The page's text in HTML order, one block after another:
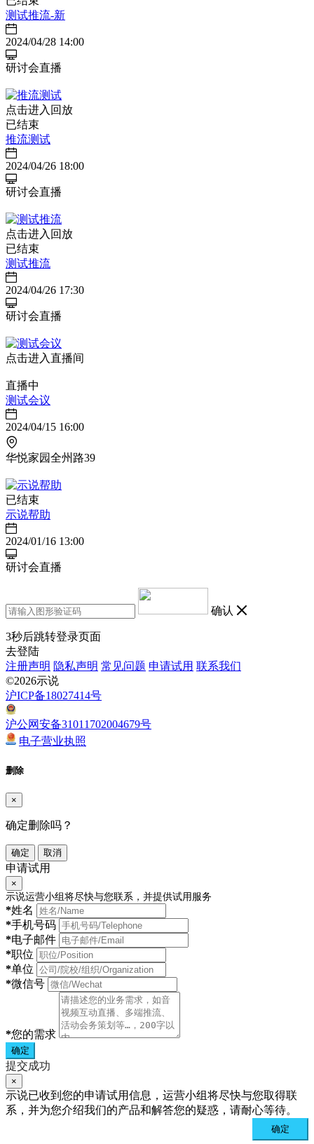
测试推流-新
2024/04/28 14:00
研讨会直播
点击进入回放
已结束
推流测试
2024/04/26 18:00
研讨会直播
点击进入回放
已结束
测试推流
2024/04/26 17:30
研讨会直播
点击进入直播间
直播中
测试会议
2024/04/15 16:00
华悦家园全州路39
已结束
示说帮助
2024/01/16 13:00
研讨会直播
确认
3秒后跳转登录页面
去登陆
注册声明 隐私声明 常见问题 申请试用 联系我们
©2026示说
沪ICP备18027414号
沪公网安备31011702004679号
电子营业执照
删除
×
确定删除吗？
确定 取消
申请试用
×
示说运营小组将尽快与您联系，并提供试用服务
*姓名
*手机号码
*电子邮件
*职位
*单位
*微信号
*您的需求
确定
提交成功
×
示说已收到您的申请试用信息，运营小组将尽快与您取得联
系，并为您介绍我们的产品和解答您的疑惑，请耐心等待。
确定